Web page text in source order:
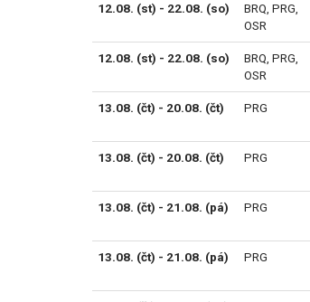
12.08. (st) - 22.08. (so) BRQ, PRG,
OSR
12.08. (st) - 22.08. (so) BRQ, PRG,
OSR
13.08. (čt) - 20.08. (čt) PRG
13.08. (čt) - 20.08. (čt) PRG
13.08. (čt) - 21.08. (pá) PRG
13.08. (čt) - 21.08. (pá) PRG